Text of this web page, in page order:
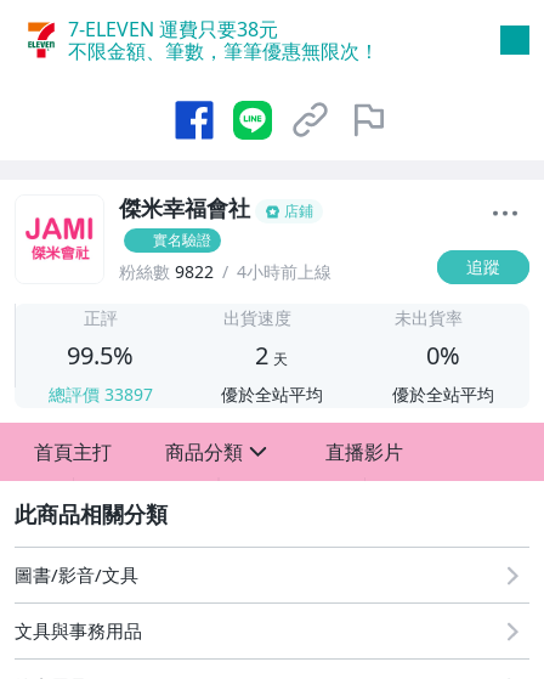
7-ELEVEN 運費只要38元
不限金額、筆數，筆筆優惠無限次！
傑米幸福會社
店鋪
實名驗證
粉絲數 9822 4小時前上線 追蹤
正評
99.5%
總評價 33897
出貨速度
2 天
優於全站平均
未出貨率
0%
優於全站平均
首頁主打 商品分類 直播影片
圖書/影音/文具
文具與事務用品